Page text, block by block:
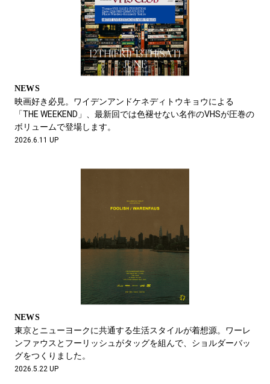
NEWS
映画好き必見。ワイデンアンドケネディトウキョウによる
「THE WEEKEND」、最新回では色褪せない名作のVHSが圧巻の
ボリュームで登場します。
2026.6.11 UP
NEWS
東京とニューヨークに共通する生活スタイルが着想源。ワーレ
ンファウスとフーリッシュがタッグを組んで、ショルダーバッ
グをつくりました。
2026.5.22 UP